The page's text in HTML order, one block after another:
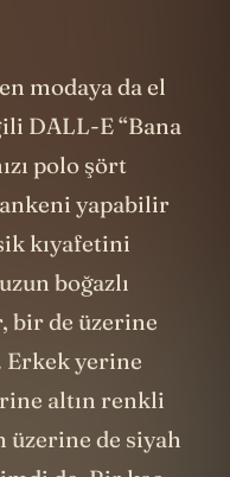
modaya da el
DALL-E “Bana
polo şört
yapabilir
kıyafetini
boğazlı
bir de üzerine
yerine
altın renkli
üzerine de siyah